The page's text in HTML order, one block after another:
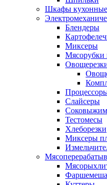
Шкафы кухонные
Блендеры
Миксеры
Слайсеры
Тестомесы
Хлеборезки
Миксеры